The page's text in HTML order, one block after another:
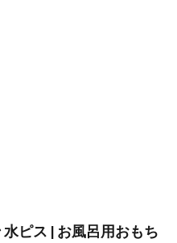
ピス | お風呂用おもち